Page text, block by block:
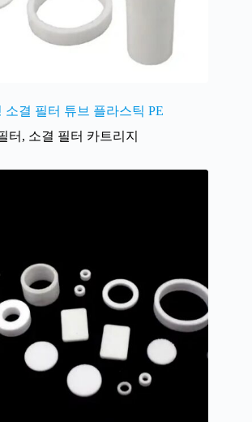
소결 필터 튜브 플라스틱 PE
터 , 소결 필터 카트리지